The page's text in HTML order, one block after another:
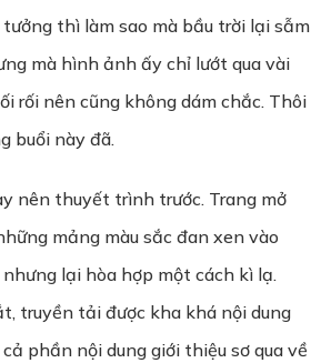
tưởng thì làm sao mà bầu trời lại sẫm
mà hình ảnh ấy chỉ lướt qua vài
rối nên cũng không dám chắc. Thôi
buổi này đã.
nên thuyết trình trước. Trang mở
mảng màu sắc đan xen vào
lại hòa hợp một cách kì lạ.
truyền tải được kha khá nội dung
phần nội dung giới thiệu sơ qua về